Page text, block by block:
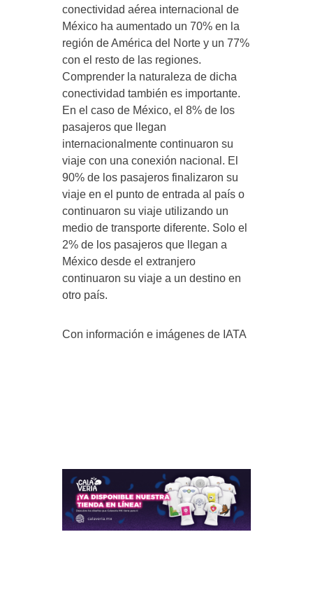
conectividad aérea internacional de
México ha aumentado un 70% en la
región de América del Norte y un 77%
con el resto de las regiones.
Comprender la naturaleza de dicha
conectividad también es importante.
En el caso de México, el 8% de los
pasajeros que llegan
internacionalmente continuaron su
viaje con una conexión nacional. El
90% de los pasajeros finalizaron su
viaje en el punto de entrada al país o
continuaron su viaje utilizando un
medio de transporte diferente. Solo el
2% de los pasajeros que llegan a
México desde el extranjero
continuaron su viaje a un destino en
otro país.
Con información e imágenes de IATA